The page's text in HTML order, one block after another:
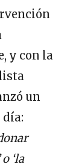
y con la
un
día:
‘la